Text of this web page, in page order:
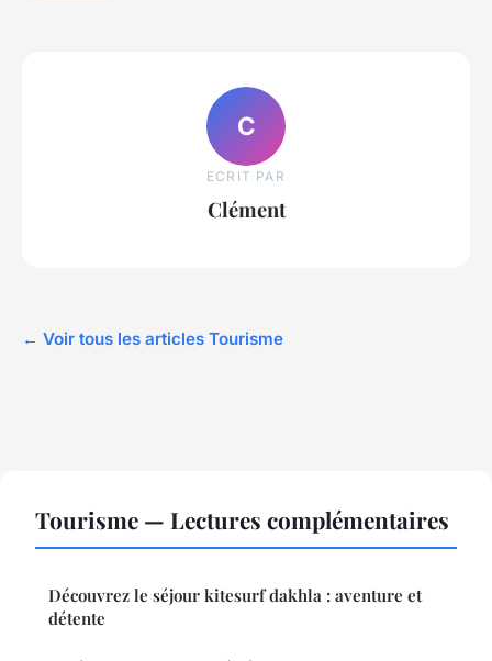
C
ECRIT PAR
Clément
← Voir tous les articles Tourisme
Tourisme — Lectures complémentaires
Découvrez le séjour kitesurf dakhla : aventure et
détente